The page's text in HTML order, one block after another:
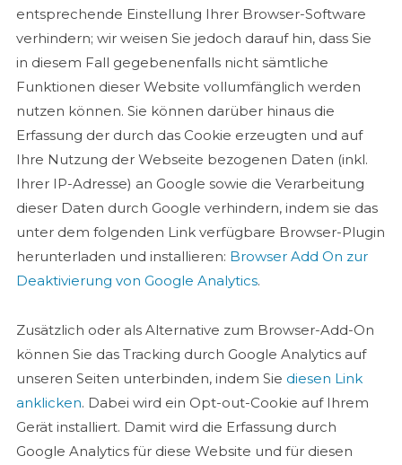
entsprechende Einstellung Ihrer Browser-Software
verhindern; wir weisen Sie jedoch darauf hin, dass Sie
in diesem Fall gegebenenfalls nicht sämtliche
Funktionen dieser Website vollumfänglich werden
nutzen können. Sie können darüber hinaus die
Erfassung der durch das Cookie erzeugten und auf
Ihre Nutzung der Webseite bezogenen Daten (inkl.
Ihrer IP-Adresse) an Google sowie die Verarbeitung
dieser Daten durch Google verhindern, indem sie das
unter dem folgenden Link verfügbare Browser-Plugin
herunterladen und installieren: Browser Add On zur
Deaktivierung von Google Analytics.
Zusätzlich oder als Alternative zum Browser-Add-On
können Sie das Tracking durch Google Analytics auf
unseren Seiten unterbinden, indem Sie diesen Link
anklicken. Dabei wird ein Opt-out-Cookie auf Ihrem
Gerät installiert. Damit wird die Erfassung durch
Google Analytics für diese Website und für diesen